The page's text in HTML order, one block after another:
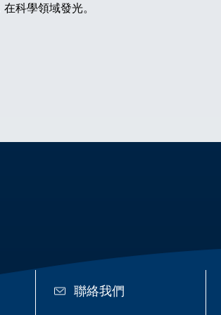
科學領域發光。
聯絡我們